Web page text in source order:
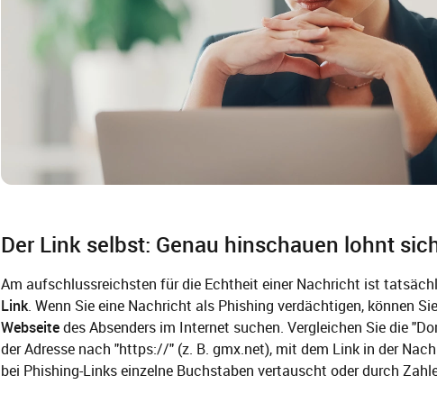
Der Link selbst: Genau hinschauen lohnt
Am aufschlussreichsten für die Echtheit einer Nachricht ist
Link. Wenn Sie eine Nachricht als Phishing verdächtigen, können
Webseitedes Absenders im Internet suchen. Vergleichen Sie die
der Adresse nach "https://" (z. B. gmx.net), mit dem Link in der
bei Phishing-Links einzelne Buchstaben vertauscht oder durch